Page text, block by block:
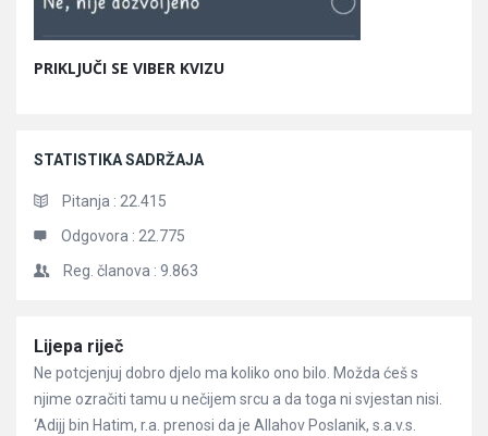
PRIKLJUČI SE VIBER KVIZU
STATISTIKA SADRŽAJA
Pitanja : 22.415
Odgovora : 22.775
Reg. članova : 9.863
Članci
Lijepa riječ
Ne potcjenjuj dobro djelo ma koliko ono bilo. Možda ćeš s
njime ozračiti tamu u nečijem srcu a da toga ni svjestan nisi.
‘Adijj bin Hatim, r.a. prenosi da je Allahov Poslanik, s.a.v.s.